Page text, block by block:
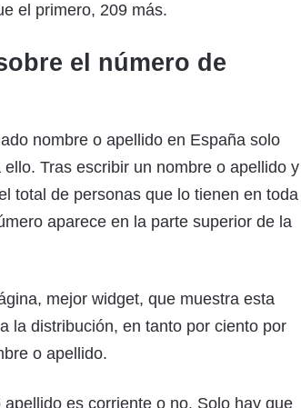
el primero, 209 más.
el número de
nombre o apellido en España solo
ello. Tras escribir un nombre o apellido y
total de personas que lo tienen en toda
aparece en la parte superior de la
mejor widget, que muestra esta
la distribución, en tanto por ciento por
o apellido.
es corriente o no. Solo hay que